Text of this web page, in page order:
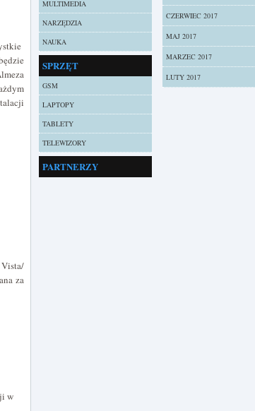
za
w
CZERWIEC 2017
MAJ 2017
MARZEC 2017
LUTY 2017
MULTIMEDIA
NARZĘDZIA
NAUKA
SPRZĘT
GSM
LAPTOPY
TABLETY
TELEWIZORY
PARTNERZY